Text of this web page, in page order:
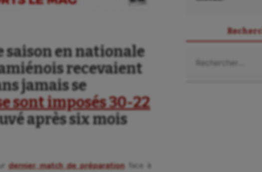
saison en nationale
recevaient
jamais se
sont imposés 30-22
après six mois
dernier match de préparation face à